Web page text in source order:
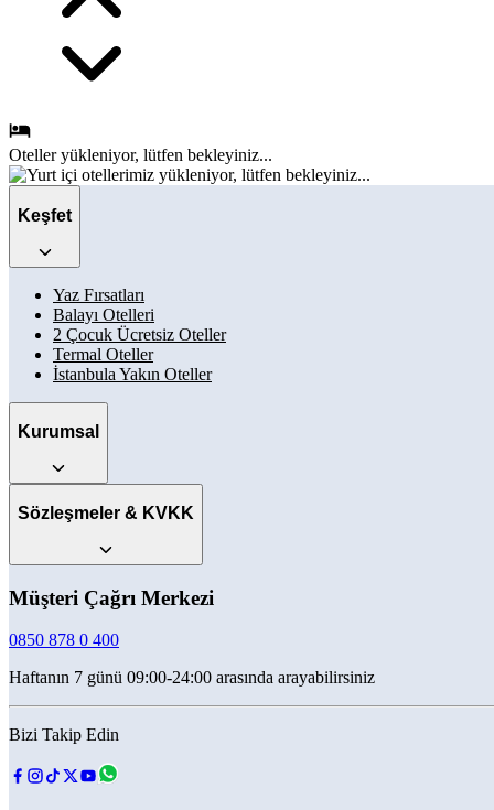
Otelleryükleniyor, lütfen bekleyiniz...
Keşfet
Yaz Fırsatları
Balayı Otelleri
2 Çocuk Ücretsiz Oteller
Termal Oteller
İstanbula Yakın Oteller
Kurumsal
Sözleşmeler & KVKK
Müşteri Çağrı Merkezi
0850 878 0 400
Haftanın 7 günü 09:00-24:00 arasında arayabilirsiniz
Bizi Takip Edin